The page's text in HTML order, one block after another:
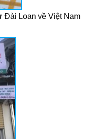
Đài Loan về Việt Nam